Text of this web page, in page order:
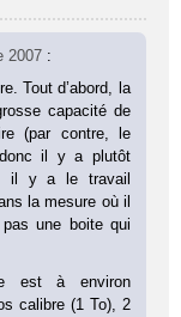
2007 :
Tout d’abord, la
capacité de
(par contre, le
il y a plutôt
il y a le travail
la mesure où il
une boite qui
est à environ
calibre (1 To), 2